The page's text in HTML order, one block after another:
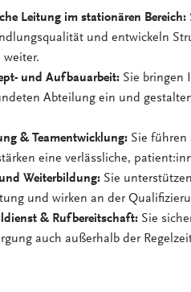
Leitung im stationären Bereich:
und entwickeln
weiter.
und Aufbauarbeit: Sie bringen
Abteilung ein und
& Teamentwicklung: Sie
eine verlässliche,
Weiterbildung: Sie
und wirken an der
& Rufbereitschaft: Sie
auch außerhalb der